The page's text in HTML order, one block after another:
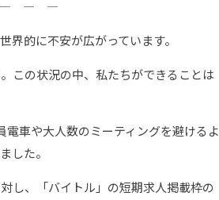
― ―
的に不安が広がっています。
この状況の中、私たちができることは
車や大人数のミーティングを避けるよ
した。
し、「バイトル」の短期求人掲載枠の